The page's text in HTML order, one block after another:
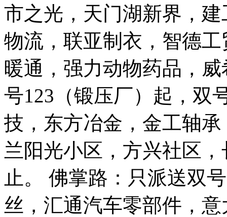
市之光，天门湖新界，
物流，联亚制衣，智德
暖通，强力动物药品，
号123（锻压厂）起，双
技，东方冶金，金工轴
兰阳光小区，方兴社区
止。 佛掌路：只派送双
丝，汇通汽车零部件，